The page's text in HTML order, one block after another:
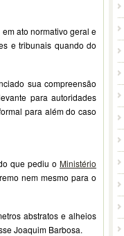
ato normativo geral e
e tribunais quando do
sua compreensão
para autoridades
para além do caso
que pediu o Ministério
nem mesmo para o
abstratos e alheios
Joaquim Barbosa.